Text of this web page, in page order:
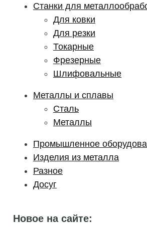
Станки для
Для ковки
Для резки
Токарные
Фрезерные
Шлифовальные
Металлы и сплавы
Сталь
Металлы
Промышленное
Изделия из металла
Разное
Досуг
Новое на сайте: